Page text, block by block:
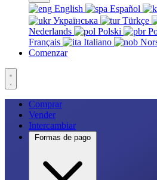
English Español
Українська
Türkçe
Nederlands
Polski
Français
Italiano
Comenzar
Comprar
Vender
Intercambiar
Formas de pago